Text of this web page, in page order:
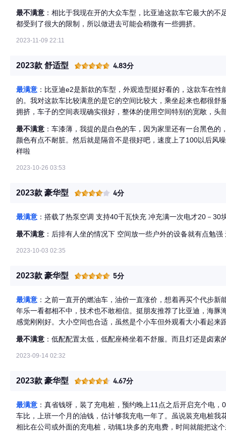
最不满意 ：相比于我现在开的大众车型，比亚迪这款车它最大的
都受到了很大的限制，所以做进去可能会稍微有一些拥挤。
2023-11-09 22:11
2023款 舒适型 4.83分
最满意 ：比亚迪e2是新款的车型，外观造型挺好看的，这款车在
的。我对这款车比较满意的是它的空间比较大，乘坐起来也都很
拥挤，车子的空间表现确实很好，整体的使用空间特别的宽敞，头
最不满意 ：车漆薄，我提的是白色的车，因为家里还有一台黑色
颜色有点不耐脏。然后就是隔音不是很好吧，速度上了100以后风
样啦
2023-10-26 03:53
2023款 豪华型 4分
最满意 ：搭载了热泵空调 支持40千瓦快充 冲充满一次电才20－30
最不满意 ：后排有人坐的情况下 空间放一些户外的设备就有点勉
2023-10-03 02:35
2023款 豪华型 5分
最满意 ：之前一直开的燃油车，油价一直涨价，想着再买个代步
年乐一看都相不中，技术也不敢相信。挺朋友推荐了比亚迪，海豚
感觉刚刚好。大小空间也合适，虽然是个小车但外观看大小看起来
钱。
最不满意 ：低配配置太低，低配座椅坐着不舒服。而且灯还是卤素
2023-09-14 02:32
2023款 豪华型 4.67分
最满意 ：真省钱呀，装了充电桩，预约晚上11点之后开启充个电
车比，上班一个月的油钱，估计够我充电一年了。虽说装充电桩
相比在公司或外面的充电桩，动辄1块多的充电费，时间就能把这